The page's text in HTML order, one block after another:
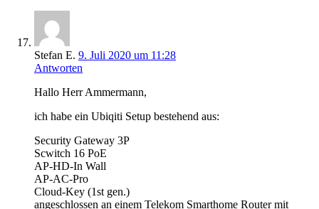
Stefan E. 9. Juli 2020 um 11:28
Antworten
Hallo Herr Ammermann,
ich habe ein Ubiqiti Setup bestehend aus:
Security Gateway 3P
Scwitch 16 PoE
AP-HD-In Wall
AP-AC-Pro
Cloud-Key (1st gen.)
angeschlossen an einem Telekom Smarthome Router mit